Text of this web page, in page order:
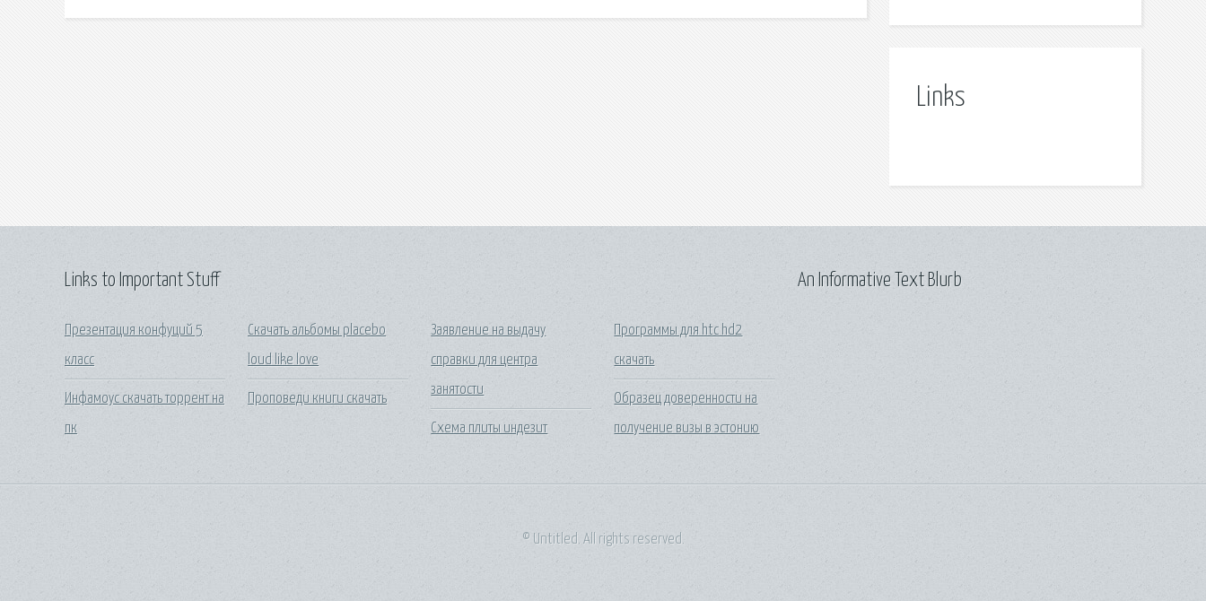
Links
Links to Important Stuff
Презентация конфуций 5
класс
Инфамоус скачать торрент на
пк
Скачать альбомы placebo
loud like love
Проповеди книги скачать
Заявление на выдачу
справки для центра
занятости
Схема плиты индезит
Программы для htc hd2
скачать
Образец доверенности на
получение визы в эстонию
An Informative Text Blurb
© Untitled. All rights reserved.